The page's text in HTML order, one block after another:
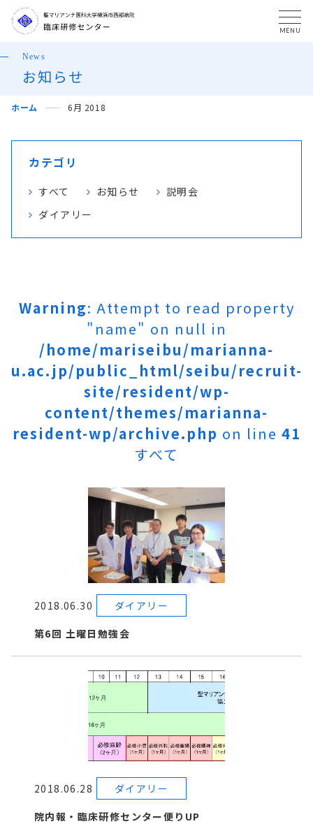
MENU
News
お知らせ
ホーム 6月 2018
カテゴリ
すべて お知らせ
説明会
ダイアリー
Warning: Attempt to read property
"name" on null in
/home/mariseibu/marianna-
u.ac.jp/public_html/seibu/recruit-
site/resident/wp-
content/themes/marianna-
resident-wp/archive.php on line 41
すべて
2018.06.30
ダイアリー
第6回 土曜日勉強会
2018.06.28
ダイアリー
院内報・臨床研修センター便りUP